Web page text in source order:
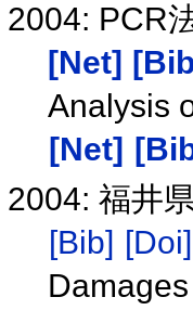
2004: PCR
[Net]
Analysis
[Net]
2004: 福井
[Bib] [Doi]